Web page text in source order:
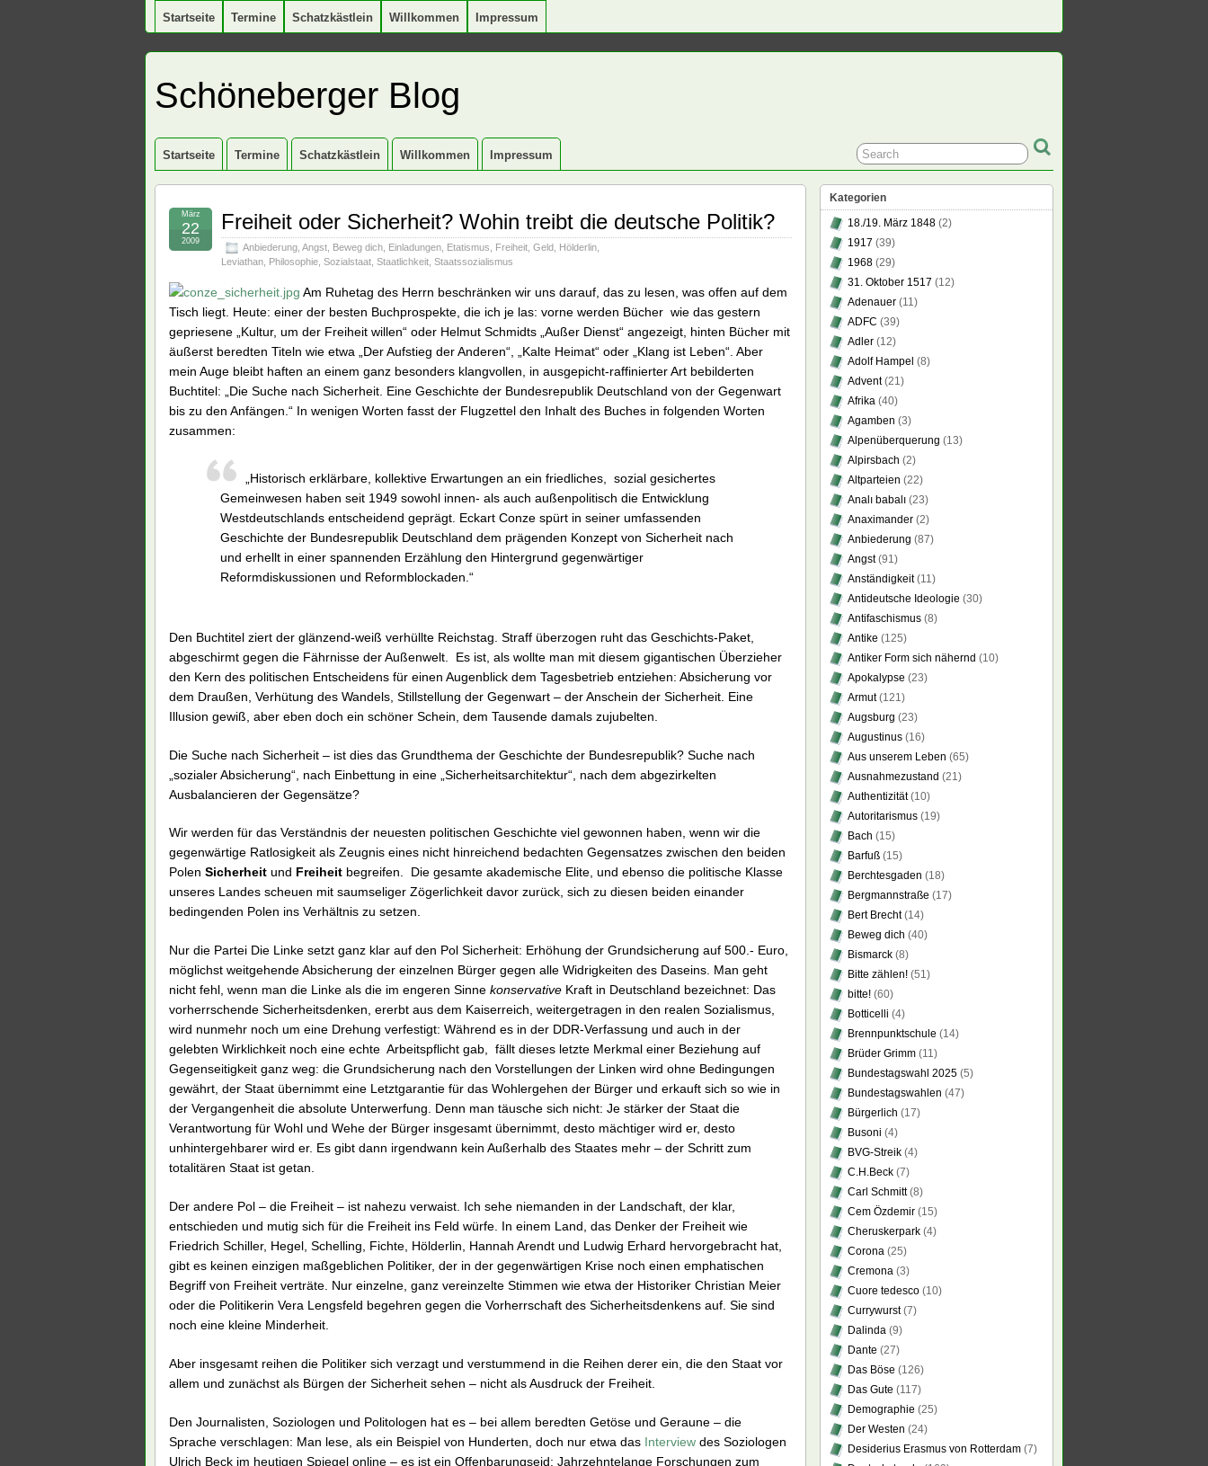
Startseite Termine Schatzkästlein Willkommen Impressum
Schöneberger Blog
Startseite Termine Schatzkästlein Willkommen Impressum
Freiheit oder Sicherheit? Wohin treibt die deutsche Politik?
Anbiederung Angst Beweg dich Einladungen Etatismus Freiheit Geld Hölderlin
Leviathan Philosophie Sozialstaat Staatlichkeit Staatssozialismus
März
22
2009
Am Ruhetag des Herrn beschränken wir uns darauf, das zu lesen, was offen auf dem
Tisch liegt. Heute: einer der besten Buchprospekte, die ich je las: vorne werden Bücher wie das gestern
gepriesene „Kultur, um der Freiheit willen“ oder Helmut Schmidts „Außer Dienst“ angezeigt, hinten Bücher mit
äußerst beredten Titeln wie etwa „Der Aufstieg der Anderen“, „Kalte Heimat“ oder „Klang ist Leben“. Aber
mein Auge bleibt haften an einem ganz besonders klangvollen, in ausgepicht-raffinierter Art bebilderten
Buchtitel: „Die Suche nach Sicherheit. Eine Geschichte der Bundesrepublik Deutschland von der Gegenwart
bis zu den Anfängen.“ In wenigen Worten fasst der Flugzettel den Inhalt des Buches in folgenden Worten
zusammen:
„Historisch erklärbare, kollektive Erwartungen an ein friedliches, sozial gesichertes
Gemeinwesen haben seit 1949 sowohl innen- als auch außenpolitisch die Entwicklung
Westdeutschlands entscheidend geprägt. Eckart Conze spürt in seiner umfassenden
Geschichte der Bundesrepublik Deutschland dem prägenden Konzept von Sicherheit nach
und erhellt in einer spannenden Erzählung den Hintergrund gegenwärtiger
Reformdiskussionen und Reformblockaden.“
Den Buchtitel ziert der glänzend-weiß verhüllte Reichstag. Straff überzogen ruht das Geschichts-Paket,
abgeschirmt gegen die Fährnisse der Außenwelt. Es ist, als wollte man mit diesem gigantischen Überzieher
den Kern des politischen Entscheidens für einen Augenblick dem Tagesbetrieb entziehen: Absicherung vor
dem Draußen, Verhütung des Wandels, Stillstellung der Gegenwart – der Anschein der Sicherheit. Eine
Illusion gewiß, aber eben doch ein schöner Schein, dem Tausende damals zujubelten.
Die Suche nach Sicherheit – ist dies das Grundthema der Geschichte der Bundesrepublik? Suche nach
„sozialer Absicherung“, nach Einbettung in eine „Sicherheitsarchitektur“, nach dem abgezirkelten
Ausbalancieren der Gegensätze?
Wir werden für das Verständnis der neuesten politischen Geschichte viel gewonnen haben, wenn wir die
gegenwärtige Ratlosigkeit als Zeugnis eines nicht hinreichend bedachten Gegensatzes zwischen den beiden
Polen Sicherheit und Freiheit begreifen. Die gesamte akademische Elite, und ebenso die politische Klasse
unseres Landes scheuen mit saumseliger Zögerlichkeit davor zurück, sich zu diesen beiden einander
bedingenden Polen ins Verhältnis zu setzen.
Nur die Partei Die Linke setzt ganz klar auf den Pol Sicherheit: Erhöhung der Grundsicherung auf 500.- Euro,
möglichst weitgehende Absicherung der einzelnen Bürger gegen alle Widrigkeiten des Daseins. Man geht
nicht fehl, wenn man die Linke als die im engeren Sinne konservative Kraft in Deutschland bezeichnet: Das
vorherrschende Sicherheitsdenken, ererbt aus dem Kaiserreich, weitergetragen in den realen Sozialismus,
wird nunmehr noch um eine Drehung verfestigt: Während es in der DDR-Verfassung und auch in der
gelebten Wirklichkeit noch eine echte Arbeitspflicht gab, fällt dieses letzte Merkmal einer Beziehung auf
Gegenseitigkeit ganz weg: die Grundsicherung nach den Vorstellungen der Linken wird ohne Bedingungen
gewährt, der Staat übernimmt eine Letztgarantie für das Wohlergehen der Bürger und erkauft sich so wie in
der Vergangenheit die absolute Unterwerfung. Denn man täusche sich nicht: Je stärker der Staat die
Verantwortung für Wohl und Wehe der Bürger insgesamt übernimmt, desto mächtiger wird er, desto
unhintergehbarer wird er. Es gibt dann irgendwann kein Außerhalb des Staates mehr – der Schritt zum
totalitären Staat ist getan.
Der andere Pol – die Freiheit – ist nahezu verwaist. Ich sehe niemanden in der Landschaft, der klar,
entschieden und mutig sich für die Freiheit ins Feld würfe. In einem Land, das Denker der Freiheit wie
Friedrich Schiller, Hegel, Schelling, Fichte, Hölderlin, Hannah Arendt und Ludwig Erhard hervorgebracht hat,
gibt es keinen einzigen maßgeblichen Politiker, der in der gegenwärtigen Krise noch einen emphatischen
Begriff von Freiheit verträte. Nur einzelne, ganz vereinzelte Stimmen wie etwa der Historiker Christian Meier
oder die Politikerin Vera Lengsfeld begehren gegen die Vorherrschaft des Sicherheitsdenkens auf. Sie sind
noch eine kleine Minderheit.
Aber insgesamt reihen die Politiker sich verzagt und verstummend in die Reihen derer ein, die den Staat vor
allem und zunächst als Bürgen der Sicherheit sehen – nicht als Ausdruck der Freiheit.
Den Journalisten, Soziologen und Politologen hat es – bei allem beredten Getöse und Geraune – die
Sprache verschlagen: Man lese, als ein Beispiel von Hunderten, doch nur etwa das Interview des Soziologen
Ulrich Beck im heutigen Spiegel online – es ist ein Offenbarungseid: Jahrzehntelange Forschungen zum
Kategorien
18./19. März 1848 (2)
1917 (39)
1968 (29)
31. Oktober 1517 (12)
Adenauer (11)
ADFC (39)
Adler (12)
Adolf Hampel (8)
Advent(21)
Afrika (40)
Agamben (3)
Alpenüberquerung (13)
Alpirsbach (2)
Altparteien (22)
Analı babalı (23)
Anaximander (2)
Anbiederung (87)
Angst(91)
Anständigkeit(11)
Antideutsche Ideologie (30)
Antifaschismus (8)
Antike (125)
Antiker Form sich nähernd (10)
Apokalypse (23)
Armut(121)
Augsburg (23)
Augustinus (16)
Aus unserem Leben (65)
Ausnahmezustand (21)
Authentizität(10)
Autoritarismus (19)
Bach (15)
Barfuß (15)
Berchtesgaden (18)
Bergmannstraße (17)
Bert Brecht(14)
Beweg dich (40)
Bismarck (8)
Bitte zählen! (51)
bitte! (60)
Botticelli (4)
Brennpunktschule (14)
Brüder Grimm (11)
Bundestagswahl 2025 (5)
Bundestagswahlen (47)
Bürgerlich (17)
Busoni (4)
BVG-Streik (4)
C.H.Beck (7)
Carl Schmitt(8)
Cem Özdemir (15)
Cheruskerpark (4)
Corona (25)
Cremona (3)
Cuore tedesco (10)
Currywurst(7)
Dalinda (9)
Dante (27)
Das Böse (126)
Das Gute (117)
Demographie (25)
Der Westen (24)
Desiderius Erasmus von Rotterdam (7)